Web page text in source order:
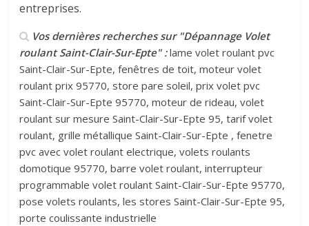
entreprises.
Vos dernières recherches sur "Dépannage Volet
roulant Saint-Clair-Sur-Epte" :lame volet roulant pvc
Saint-Clair-Sur-Epte, fenêtres de toit, moteur volet
roulant prix 95770, store pare soleil, prix volet pvc
Saint-Clair-Sur-Epte 95770, moteur de rideau, volet
roulant sur mesure Saint-Clair-Sur-Epte 95, tarif volet
roulant, grille métallique Saint-Clair-Sur-Epte , fenetre
pvc avec volet roulant electrique, volets roulants
domotique 95770, barre volet roulant, interrupteur
programmable volet roulant Saint-Clair-Sur-Epte 95770,
pose volets roulants, les stores Saint-Clair-Sur-Epte 95,
porte coulissante industrielle